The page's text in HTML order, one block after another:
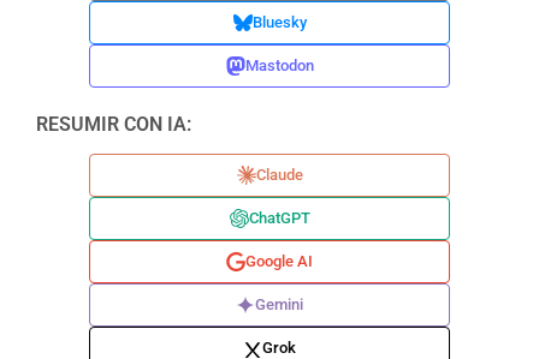
Bluesky
Mastodon
RESUMIR CON IA:
Claude
ChatGPT
Google AI
Gemini
Grok